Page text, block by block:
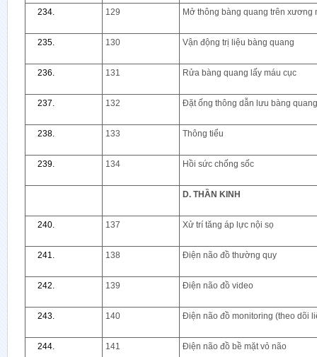
129 Mở thông bàng quang trên xương
130 Vận động trị liệu bàng quang
131 Rửa bàng quang lấy máu cục
132 Đặt ống thông dẫn lưu bàng quang
133 Thông tiểu
134 Hồi sức chống sốc
D. THẦN KINH
137 Xử trí tăng áp lực nội sọ
138 Điện não đồ thường quy
139 Điện não đồ video
140 Điện não đồ monitoring (theo dõi
141 Điện não đồ bề mặt vỏ não